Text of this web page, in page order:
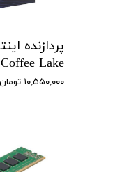
Coffee Lake
۱۰,۵۵۰,۰۰۰ تومان